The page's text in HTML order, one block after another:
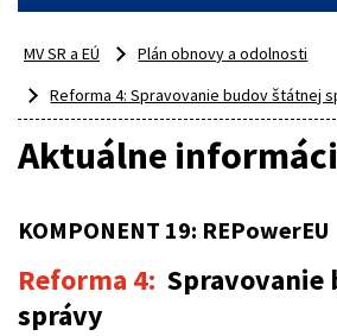
MV SR a EÚ
Plán obnovy a odolnosti
Reforma 4: Spravovanie budov štátnej
Aktuálne
KOMPONENT 19: REPowerEU
Reforma 4: Spravovanie
správy